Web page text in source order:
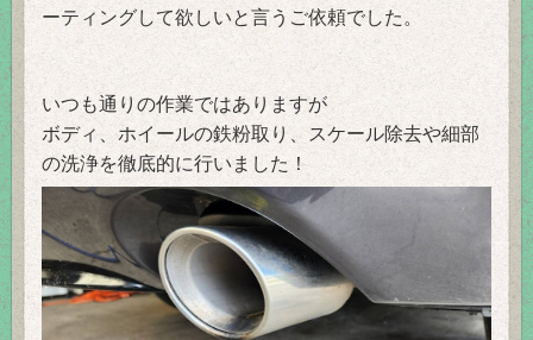
ーティングして欲しいと言うご依頼でした。
いつも通りの作業ではありますが
ボディ、ホイールの鉄粉取り、スケール除去や細部
の洗浄を徹底的に行いました！